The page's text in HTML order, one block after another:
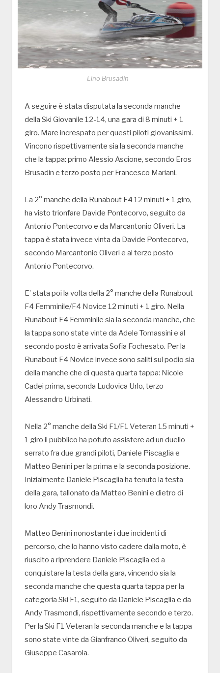
Lino Brusadin
A seguire è stata disputata la seconda manche
della Ski Giovanile 12-14, una gara di 8 minuti + 1
giro. Mare increspato per questi piloti giovanissimi.
Vincono rispettivamente sia la seconda manche
che la tappa: primo Alessio Ascione, secondo Eros
Brusadin e terzo posto per Francesco Mariani.
La 2° manche della Runabout F4 12 minuti + 1 giro,
ha visto trionfare Davide Pontecorvo, seguito da
Antonio Pontecorvo e da Marcantonio Oliveri. La
tappa è stata invece vinta da Davide Pontecorvo,
secondo Marcantonio Oliveri e al terzo posto
Antonio Pontecorvo.
E’ stata poi la volta della 2° manche della Runabout
F4 Femminile/F4 Novice 12 minuti + 1 giro. Nella
Runabout F4 Femminile sia la seconda manche, che
la tappa sono state vinte da Adele Tomassini e al
secondo posto è arrivata Sofia Fochesato. Per la
Runabout F4 Novice invece sono saliti sul podio sia
della manche che di questa quarta tappa: Nicole
Cadei prima, seconda Ludovica Urlo, terzo
Alessandro Urbinati.
Nella 2° manche della Ski F1/F1 Veteran 15 minuti +
1 giro il pubblico ha potuto assistere ad un duello
serrato fra due grandi piloti, Daniele Piscaglia e
Matteo Benini per la prima e la seconda posizione.
Inizialmente Daniele Piscaglia ha tenuto la testa
della gara, tallonato da Matteo Benini e dietro di
loro Andy Trasmondi.
Matteo Benini nonostante i due incidenti di
percorso, che lo hanno visto cadere dalla moto, è
riuscito a riprendere Daniele Piscaglia ed a
conquistare la testa della gara, vincendo sia la
seconda manche che questa quarta tappa per la
categoria Ski F1, seguito da Daniele Piscaglia e da
Andy Trasmondi, rispettivamente secondo e terzo.
Per la Ski F1 Veteran la seconda manche e la tappa
sono state vinte da Gianfranco Oliveri, seguito da
Giuseppe Casarola.